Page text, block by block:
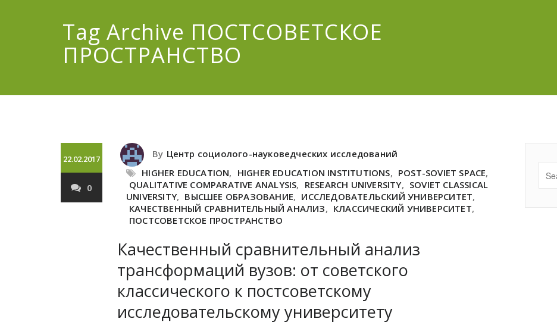
Tag Archive ПОСТСОВЕТСКОЕ
ПРОСТРАНСТВО
22.02.2017
0
By Центр социолого-науковедческих исследований
HIGHER EDUCATION, HIGHER EDUCATION INSTITUTIONS, POST-SOVIET SPACE,
QUALITATIVE COMPARATIVE ANALYSIS, RESEARCH UNIVERSITY, SOVIET CLASSICAL
UNIVERSITY, ВЫСШЕЕ ОБРАЗОВАНИЕ, ИССЛЕДОВАТЕЛЬСКИЙ УНИВЕРСИТЕТ,
КАЧЕСТВЕННЫЙ СРАВНИТЕЛЬНЫЙ АНАЛИЗ, КЛАССИЧЕСКИЙ УНИВЕРСИТЕТ,
ПОСТСОВЕТСКОЕ ПРОСТРАНСТВО
Качественный сравнительный анализ
трансформаций вузов: от советского
классического к постсоветскому
исследовательскому университету